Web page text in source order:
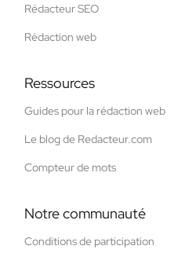
Rédacteur SEO
Rédaction web
Ressources
Guides pour la rédaction web
Le blog de Redacteur.com
Compteur de mots
Notre communauté
Conditions de participation